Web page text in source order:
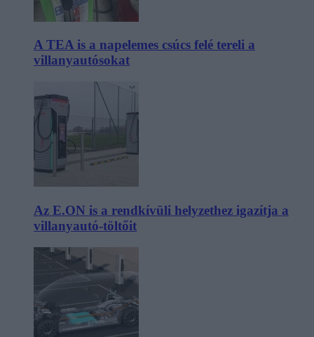
A TEA is a napelemes csúcs felé tereli a
villanyautósokat
Az E.ON is a rendkívüli helyzethez igazítja a
villanyautó-töltőit